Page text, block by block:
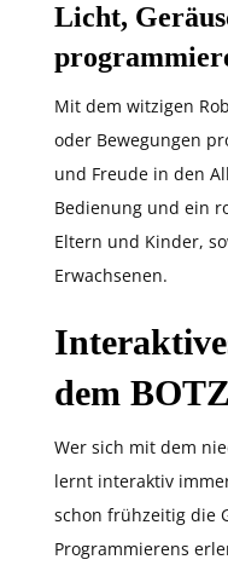
Licht,
Mit dem witzigen
oder Bewegungen
und Freude in den
Bedienung und ein
Eltern und Kinder,
Erwachsenen.
dem
Wer sich mit dem
lernt interaktiv
schon frühzeitig die
Programmierens